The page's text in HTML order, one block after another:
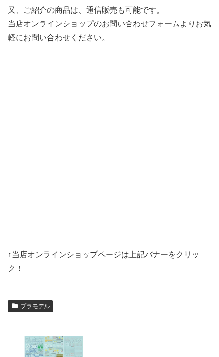
又、ご紹介の商品は、通信販売も可能です。
当店オンラインショップのお問い合わせフォームよりお気
軽にお問い合わせください。
↑当店オンラインショップページは上記バナーをクリッ
ク！
プラモデル